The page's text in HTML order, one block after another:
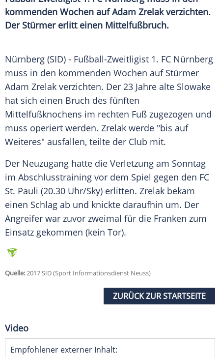
kommenden Wochen auf Adam Zrelak verzichten.
Der Stürmer erlitt einen Mittelfußbruch.
Nürnberg (SID) - Fußball-Zweitligist 1. FC Nürnberg
muss in den kommenden Wochen auf Stürmer
Adam Zrelak verzichten. Der 23 Jahre alte Slowake
hat sich einen Bruch des fünften
Mittelfußknochens im rechten Fuß zugezogen und
muss operiert werden. Zrelak werde "bis auf
Weiteres" ausfallen, teilte der Club mit.
Der Neuzugang hatte die Verletzung am Sonntag
im Abschlusstraining vor dem Spiel gegen den FC
St. Pauli (20.30 Uhr/Sky) erlitten. Zrelak bekam
einen Schlag ab und knickte daraufhin um. Der
Angreifer war zuvor zweimal für die Franken zum
Einsatz gekommen (kein Tor).
Quelle:2017 SID (Sport Informationsdienst Neuss)
ZURÜCK ZUR STARTSEITE
Video
Empfohlener externer Inhalt: